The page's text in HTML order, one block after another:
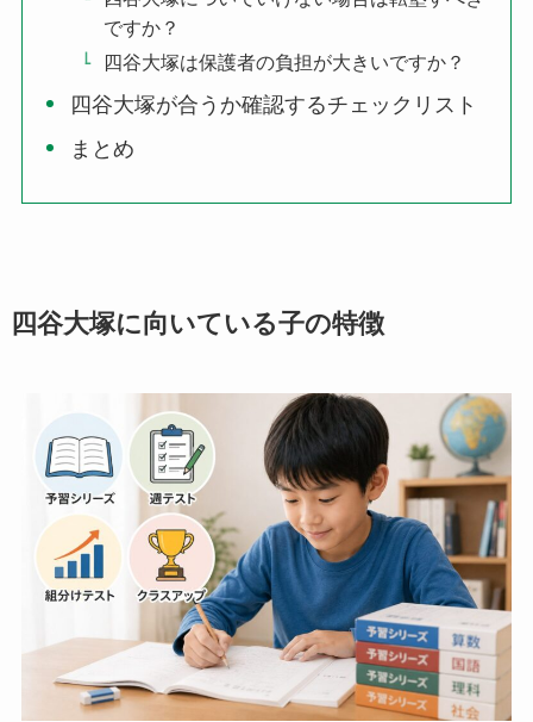
ですか？
四谷大塚は保護者の負担が大きいですか？
四谷大塚が合うか確認するチェックリスト
まとめ
四谷大塚に向いている子の特徴